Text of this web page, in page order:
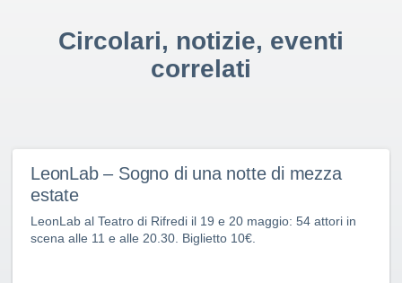
Circolari, notizie, eventi
correlati
LeonLab – Sogno di una notte di mezza
estate
LeonLab al Teatro di Rifredi il 19 e 20 maggio: 54 attori in
scena alle 11 e alle 20.30. Biglietto 10€.